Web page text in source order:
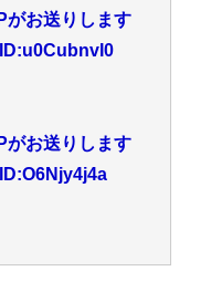
がお送りします
がお送りします